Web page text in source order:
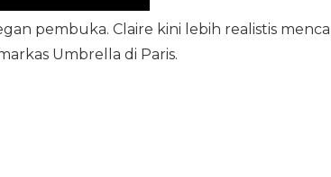
pembuka. Claire kini lebih realistis
Umbrella di Paris.